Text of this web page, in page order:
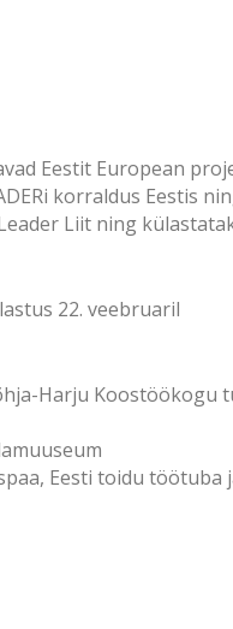
Eestit European
korraldus Eestis
Liit ning
22. veebruaril
Harju Koostöökogu
Eesti toidu töötuba